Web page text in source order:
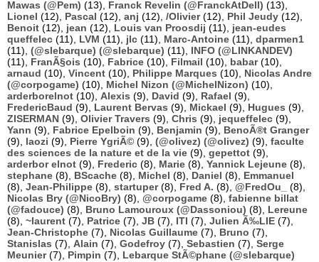
Mawas (@Pem) (13), Franck Revelin (@FranckAtDell) (13),
Lionel (12), Pascal (12), anj (12), /Olivier(12), Phil Jeudy (12),
Benoit (12), jean (12), Louis van Proosdij (11), jean-eudes
queffelec (11), LVM (11), jlc (11), Marc-Antoine (11), dparmen1
(11), (@slebarque) (@slebarque) (11), INFO (@LINKANDEV)
(11), FranÃ§ois (10), Fabrice (10), Filmail (10), babar(10),
arnaud (10), Vincent (10), Philippe Marques (10), Nicolas Andre
(@corpogame) (10), Michel Nizon (@MichelNizon) (10),
arderborelnot (10), Alexis (9), David (9), Rafael (9),
FredericBaud (9), Laurent Bervas (9), Mickael (9), Hugues (9),
ZISERMAN (9), Olivier Travers (9), Chris (9), jequeffelec (9),
Yann (9), Fabrice Epelboin (9), Benjamin (9), BenoÃ®t Granger
(9), laozi (9), Pierre YgriÃ© (9), (@olivez) (@olivez) (9), faculte
des sciences de la nature et de la vie (9), gepettot (9),
arderbor elnot (9), Frederic (8), Marie (8), Yannick Lejeune (8),
stephane (8), BScache (8), Michel (8), Daniel (8), Emmanuel
(8), Jean-Philippe (8), startuper(8), Fred A. (8), @FredOu_
(8),
Nicolas Bry (@NicoBry) (8), @corpogame (8), fabienne billat
(@fadouce) (8), Bruno Lamouroux (@Dassoniou) (8), Lereune
(8), ~laurent (7), Patrice (7), JB (7), ITI (7), Julien Ã‰LIE (7),
Jean-Christophe (7), Nicolas Guillaume (7), Bruno (7),
Stanislas (7), Alain (7), Godefroy (7), Sebastien (7), Serge
Meunier(7), Pimpin (7), Lebarque StÃ©phane (@slebarque)